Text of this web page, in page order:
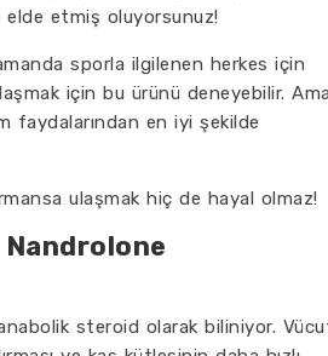
elde etmiş oluyorsunuz!
sporla ilgilenen herkes için
için bu ürünü deneyebilir.
faydalarından en iyi şekilde
ulaşmak hiç de hayal olmaz!
steroid olarak biliniyor.